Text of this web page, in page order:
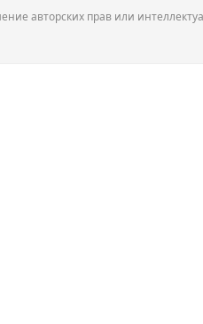
авторских прав или